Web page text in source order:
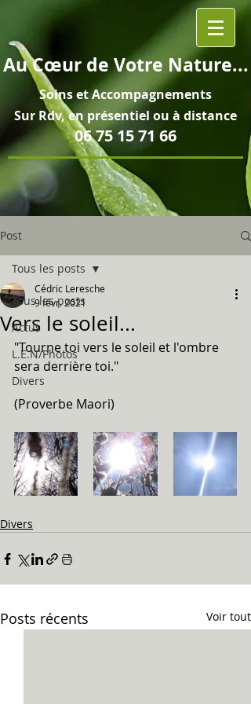
AuCœurde Votre Nature...
Soins etAccompagnements
Sur Rdv, en présentiel ou à distance
06 75 15 71 66
Post
Tous les posts
Actus
L.E.N/Photos
Divers
Tous les posts
Vers le soleil...
Cédric Leresche
9 févr. 2021
"Tourne toi vers le soleil et l'ombre
sera derrière toi."
(Proverbe Maori)
Divers
Posts récents Voir tout